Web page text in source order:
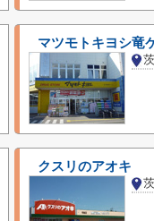
マツモトキヨシ竜
クスリのアオキ